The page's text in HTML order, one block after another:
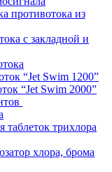
противотока из
с закладной и
“Jet Swim 1200”
“Jet Swim 2000”
трихлора
хлора, брома